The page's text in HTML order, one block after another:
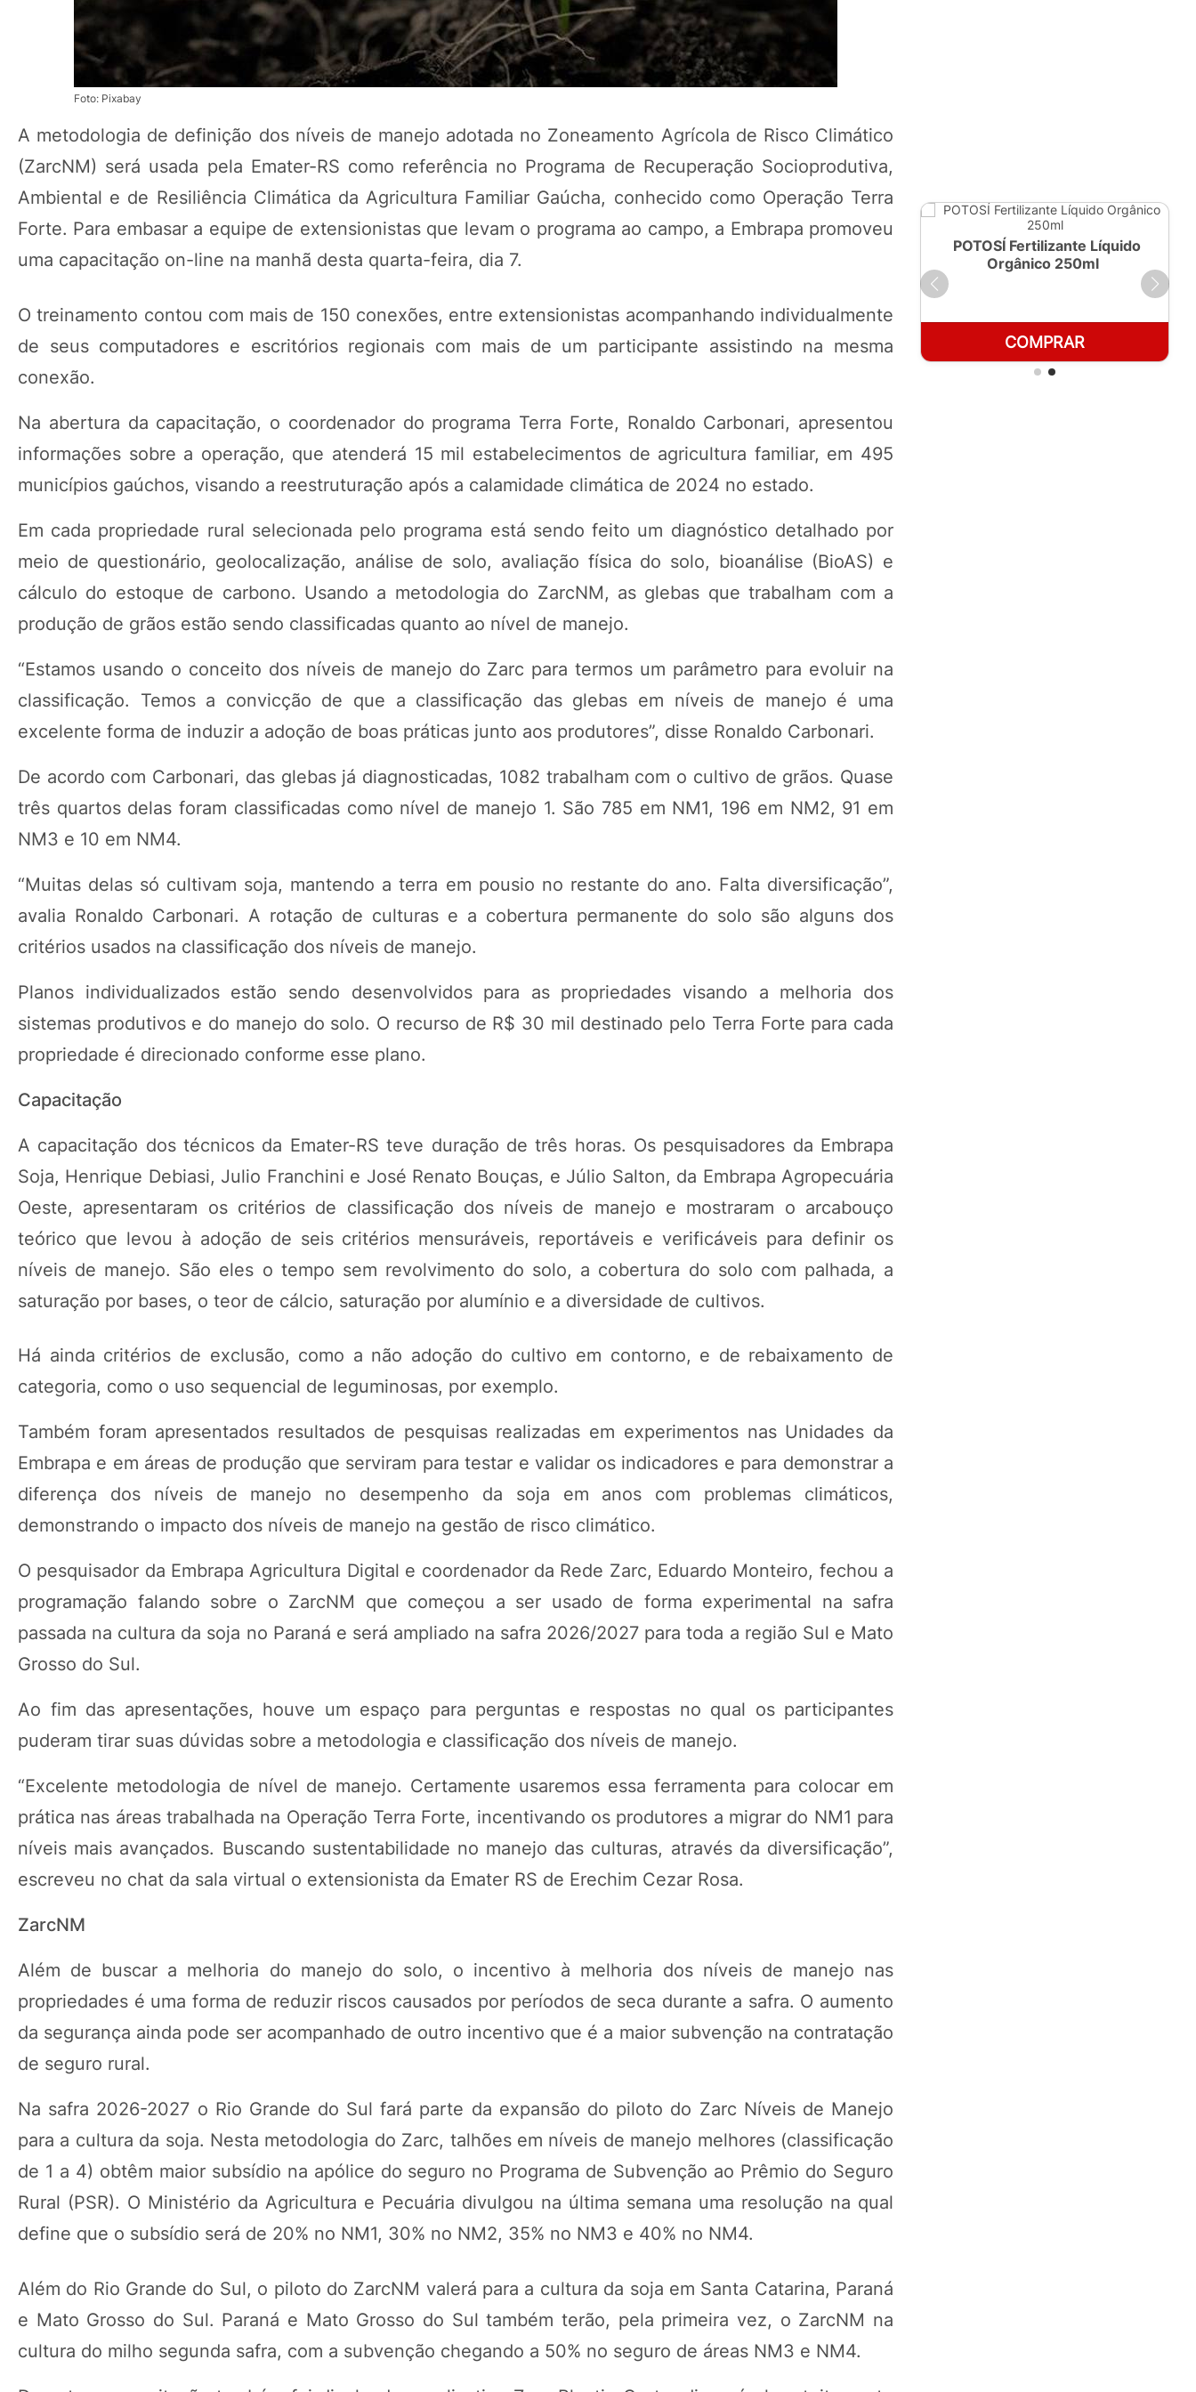
Foto: Pixabay
A metodologia de definição dos níveis de manejo adotada no Zoneamento Agrícola de Risco Climático
(ZarcNM) será usada pela Emater-RS como referência no Programa de Recuperação Socioprodutiva,
Ambiental e de Resiliência Climática da Agricultura Familiar Gaúcha, conhecido como Operação Terra
Forte. Para embasar a equipe de extensionistas que levam o programa ao campo, a Embrapa promoveu
uma capacitação on-line na manhã desta quarta-feira, dia 7.
O treinamento contou com mais de 150 conexões, entre extensionistas acompanhando individualmente
de seus computadores e escritórios regionais com mais de um participante assistindo na mesma
conexão.
Na abertura da capacitação, o coordenador do programa Terra Forte, Ronaldo Carbonari, apresentou
informações sobre a operação, que atenderá 15 mil estabelecimentos de agricultura familiar, em 495
municípios gaúchos, visando a reestruturação após a calamidade climática de 2024 no estado.
Em cada propriedade rural selecionada pelo programa está sendo feito um diagnóstico detalhado por
meio de questionário, geolocalização, análise de solo, avaliação física do solo, bioanálise (BioAS) e
cálculo do estoque de carbono. Usando a metodologia do ZarcNM, as glebas que trabalham com a
produção de grãos estão sendo classificadas quanto ao nível de manejo.
“Estamos usando o conceito dos níveis de manejo do Zarc para termos um parâmetro para evoluir na
classificação. Temos a convicção de que a classificação das glebas em níveis de manejo é uma
excelente forma de induzir a adoção de boas práticas junto aos produtores”, disse Ronaldo Carbonari.
De acordo com Carbonari, das glebas já diagnosticadas, 1082 trabalham com o cultivo de grãos. Quase
três quartos delas foram classificadas como nível de manejo 1. São 785 em NM1, 196 em NM2, 91 em
NM3 e 10 em NM4.
“Muitas delas só cultivam soja, mantendo a terra em pousio no restante do ano. Falta diversificação”,
avalia Ronaldo Carbonari. A rotação de culturas e a cobertura permanente do solo são alguns dos
critérios usados na classificação dos níveis de manejo.
Planos individualizados estão sendo desenvolvidos para as propriedades visando a melhoria dos
sistemas produtivos e do manejo do solo. O recurso de R$ 30 mil destinado pelo Terra Forte para cada
propriedade é direcionado conforme esse plano.
Capacitação
A capacitação dos técnicos da Emater-RS teve duração de três horas. Os pesquisadores da Embrapa
Soja, Henrique Debiasi, Julio Franchini e José Renato Bouças, e Júlio Salton, da Embrapa Agropecuária
Oeste, apresentaram os critérios de classificação dos níveis de manejo e mostraram o arcabouço
teórico que levou à adoção de seis critérios mensuráveis, reportáveis e verificáveis para definir os
níveis de manejo. São eles o tempo sem revolvimento do solo, a cobertura do solo com palhada, a
saturação por bases, o teor de cálcio, saturação por alumínio e a diversidade de cultivos.
Há ainda critérios de exclusão, como a não adoção do cultivo em contorno, e de rebaixamento de
categoria, como o uso sequencial de leguminosas, por exemplo.
Também foram apresentados resultados de pesquisas realizadas em experimentos nas Unidades da
Embrapa e em áreas de produção que serviram para testar e validar os indicadores e para demonstrar a
diferença dos níveis de manejo no desempenho da soja em anos com problemas climáticos,
demonstrando o impacto dos níveis de manejo na gestão de risco climático.
O pesquisador da Embrapa Agricultura Digital e coordenador da Rede Zarc, Eduardo Monteiro, fechou a
programação falando sobre o ZarcNM que começou a ser usado de forma experimental na safra
passada na cultura da soja no Paraná e será ampliado na safra 2026/2027 para toda a região Sul e Mato
Grosso do Sul.
Ao fim das apresentações, houve um espaço para perguntas e respostas no qual os participantes
puderam tirar suas dúvidas sobre a metodologia e classificação dos níveis de manejo.
“Excelente metodologia de nível de manejo. Certamente usaremos essa ferramenta para colocar em
prática nas áreas trabalhada na Operação Terra Forte, incentivando os produtores a migrar do NM1 para
níveis mais avançados. Buscando sustentabilidade no manejo das culturas, através da diversificação”,
escreveu no chat da sala virtual o extensionista da Emater RS de Erechim Cezar Rosa.
ZarcNM
Além de buscar a melhoria do manejo do solo, o incentivo à melhoria dos níveis de manejo nas
propriedades é uma forma de reduzir riscos causados por períodos de seca durante a safra. O aumento
da segurança ainda pode ser acompanhado de outro incentivo que é a maior subvenção na contratação
de seguro rural.
Na safra 2026-2027 o Rio Grande do Sul fará parte da expansão do piloto do Zarc Níveis de Manejo
para a cultura da soja. Nesta metodologia do Zarc, talhões em níveis de manejo melhores (classificação
de 1 a 4) obtêm maior subsídio na apólice do seguro no Programa de Subvenção ao Prêmio do Seguro
Rural (PSR). O Ministério da Agricultura e Pecuária divulgou na última semana uma resolução na qual
define que o subsídio será de 20% no NM1, 30% no NM2, 35% no NM3 e 40% no NM4.
Além do Rio Grande do Sul, o piloto do ZarcNM valerá para a cultura da soja em Santa Catarina, Paraná
e Mato Grosso do Sul. Paraná e Mato Grosso do Sul também terão, pela primeira vez, o ZarcNM na
cultura do milho segunda safra, com a subvenção chegando a 50% no seguro de áreas NM3 e NM4.
COMPRAR
POTOSÍ Fertilizante Líquido
Orgânico 250ml
COMPRAR